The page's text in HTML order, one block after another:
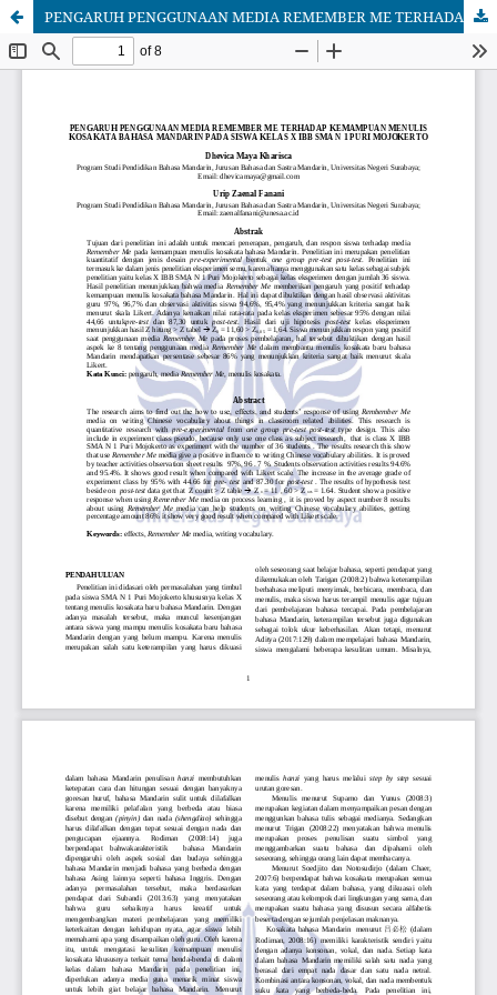
PENGARUH PENGGUNAAN MEDIA REMEMBER ME TERHADAP KEMAMPUAN MENULIS KOSAKATA BAHASA MANDARIN PADA SISWA KELAS X IBB SMA N 1 PURI MOJOKERTO